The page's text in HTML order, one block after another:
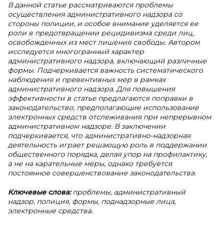
В данной статье рассматриваются проблемы
осуществления административного надзора со
стороны полиции, и особое внимание уделяется ее
роли в предотвращении рецидивизма среди лиц,
освобожденных из мест лишения свободы. Автором
исследуется многогранный характер
административного надзора, включающий различные
формы. Подчеркивается важность систематического
наблюдения и превентивных мер в рамках
административного надзора. Для повышения
эффективности в статье предлагаются поправки в
законодательство, предполагающие использование
электронных средств отслеживания при непрерывном
административном надзоре. В заключении
подчеркивается, что административно-надзорная
деятельность играет решающую роль в поддержании
общественного порядка, делая упор на профилактику,
а не на карательные меры, однако требуется
постоянное совершенствование законодательства.
Ключевые слова:проблемы, административный
надзор, полиция, формы, поднадзорные лица,
электронные средства.